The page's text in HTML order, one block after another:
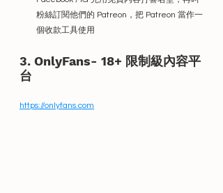
粉絲訂閱他們的 Patreon，把 Patreon 當作一
個收款工具使用
3. OnlyFans- 18+ 限制級內容平
台
https://onlyfans.com